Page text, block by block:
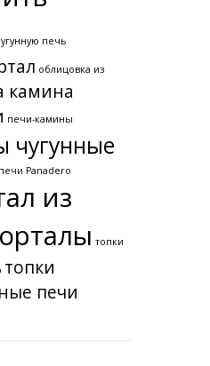
печь
облицовка из
камина
печи-камины
чугунные
печи Panadero
из
топки
топки
печи